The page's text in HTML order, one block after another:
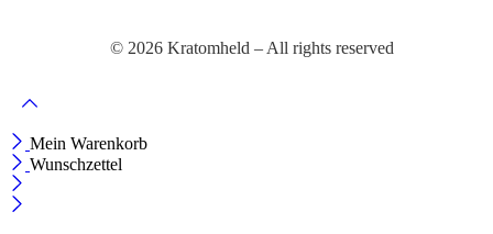
© 2026 Kratomheld – All rights reserved
Mein Warenkorb
Wunschzettel